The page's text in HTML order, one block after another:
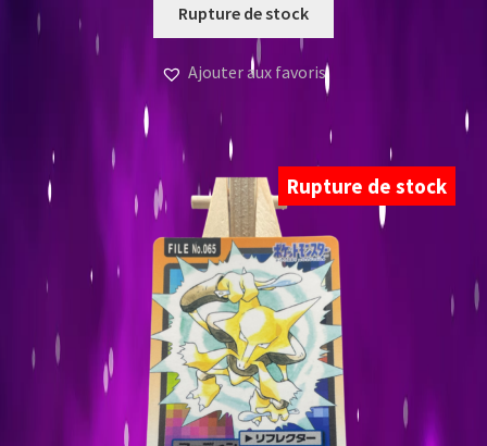
Rupture de stock
Ajouter aux favoris
Rupture de stock